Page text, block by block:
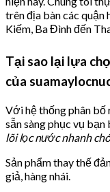
trên địa bàn các quận
Kiếm, Ba Đình đến
Tại sao lại lựa
của
Với hệ thống phân bố
sẵn sàng phục vụ
lõi lọc nước nhanh
Sản phẩm thay thế
giả, hàng nhái.